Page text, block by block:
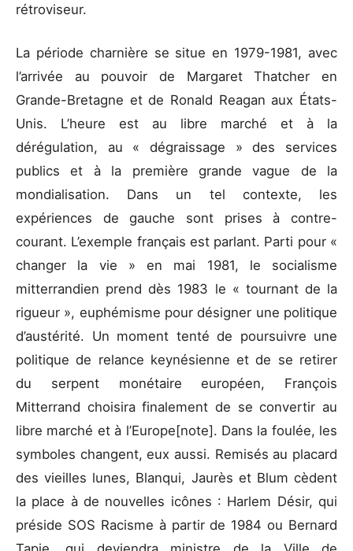
rétroviseur.
La période charnière se situe en 1979-1981, avec
l’arrivée au pouvoir de Margaret Thatcher en
Grande-Bretagne et de Ronald Reagan aux États-
Unis. L’heure est au libre marché et à la
dérégulation, au « dégraissage » des services
publics et à la première grande vague de la
mondialisation. Dans un tel contexte, les
expériences de gauche sont prises à contre-
courant. L’exemple français est parlant. Parti pour «
changer la vie » en mai 1981, le socialisme
mitterrandien prend dès 1983 le « tournant de la
rigueur », euphémisme pour désigner une politique
d’austérité. Un moment tenté de poursuivre une
politique de relance keynésienne et de se retirer
du serpent monétaire européen, François
Mitterrand choisira finalement de se convertir au
libre marché et à l’Europe[note]. Dans la foulée, les
symboles changent, eux aussi. Remisés au placard
des vieilles lunes, Blanqui, Jaurès et Blum cèdent
la place à de nouvelles icônes : Harlem Désir, qui
préside SOS Racisme à partir de 1984 ou Bernard